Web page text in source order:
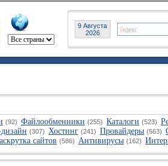
9 Августа
2026
(92) Файлообменники (255) Каталоги (523)
(307) Хостинг (241) Провайдеры (563)
сайтов (586) Антивирусы (162)